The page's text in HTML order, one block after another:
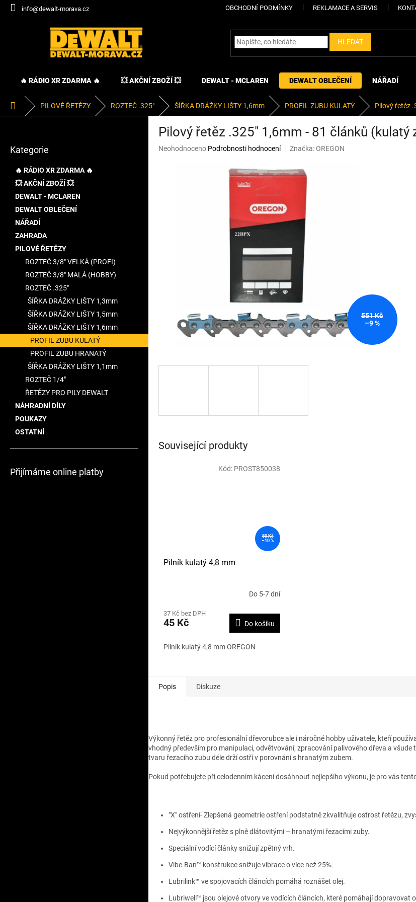
Přejít
info@dewalt-morava.cz OBCHODNÍ PODMÍNKY REKLAMACE A SERVIS
HLEDAT
🔥 RÁDIO XR ZDARMA 🔥 💥 AKČNÍ ZBOŽÍ 💥 DEWALT - MCLAREN DEWALT OBLEČENÍ NÁŘADÍ
Domů PILOVÉ ŘETĚZY ROZTEČ .325" ŠÍŘKA DRÁŽKY LIŠTY 1,6mm PROFIL ZUBU KULATÝ Pilový řetěz
kategorie
Kategorie
🔥 RÁDIO XR ZDARMA 🔥
💥 AKČNÍ ZBOŽÍ 💥
DEWALT - MCLAREN
DEWALT OBLEČENÍ
NÁŘADÍ
ZAHRADA
PILOVÉ ŘETĚZY
ROZTEČ 3/8" VELKÁ (PROFI)
ROZTEČ 3/8" MALÁ (HOBBY)
ROZTEČ .325"
ŠÍŘKA DRÁŽKY LIŠTY 1,3mm
ŠÍŘKA DRÁŽKY LIŠTY 1,5mm
ŠÍŘKA DRÁŽKY LIŠTY 1,6mm
PROFIL ZUBU KULATÝ
PROFIL ZUBU HRANATÝ
ŠÍŘKA DRÁŽKY LIŠTY 1,1mm
ROZTEČ 1/4"
ŘETĚZY PRO PILY DEWALT
NÁHRADNÍ DÍLY
POUKAZY
OSTATNÍ
Přijímáme online platby
Pilový řetěz .325" 1,6mm - 81 článků (kulatý
Průměrné
Neohodnoceno Podrobnosti hodnocení Značka: OREGON
551 Kč
–9 %
Související produkty
50 Kč
–10 %
Pilník kulatý 4,8 mm
Do 5-7 dní
37 Kč bez DPH
45 Kč Do košíku
Pilník kulatý 4,8 mm OREGON
Kód: PROST850038
Popis Diskuze
Výkonný řetěz pro profesionální dřevorubce ale i náročné hobby uživatele, kteří
vhodný především pro manipulaci, odvětvování, zpracování palivového dřeva a
tvaru řezacího zubu déle drží ostří v porovnání s hranatým zubem.
Pokud potřebujete při celodenním kácení dosáhnout nejlepšího výkonu, je pro vás
"X" ostření- Zlepšená geometrie ostření podstatně zkvalitňuje ostrost řetězu,
Nejvýkonnější řetěz s plně dlátovitými – hranatými řezacími zuby.
Speciální vodící články snižují zpětný vrh.
Vibe-Ban™ konstrukce snižuje vibrace o více než 25%.
Lubrilink™ ve spojovacích článcích pomáhá roznášet olej.
Lubriwell™ jsou olejové otvory ve vodících článcích, které pomáhají dopravovat